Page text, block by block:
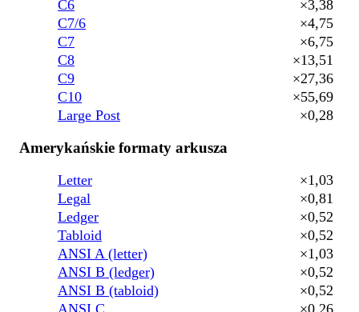
C6
×3,38
C7/6
×4,75
C7
×6,75
C8
×13,51
C9
×27,36
C10
×55,69
Large Post
×0,28
Amerykańskie formaty arkusza
Letter
×1,03
Legal
×0,81
Ledger
×0,52
Tabloid
×0,52
ANSI A (letter)
×1,03
ANSI B (ledger)
×0,52
ANSI B (tabloid)
×0,52
ANSI C
×0,26